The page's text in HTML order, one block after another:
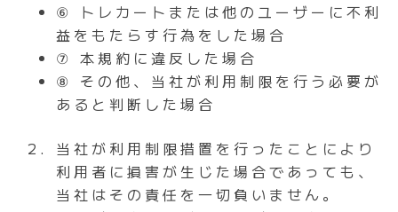
⑥ トレカートまたは他のユーザーに不利
益をもたらす行為をした場合
⑦ 本規約に違反した場合
⑧ その他、当社が利用制限を行う必要が
あると判断した場合
当社が利用制限措置を行ったことにより
利用者に損害が生じた場合であっても、
当社はその責任を一切負いません。